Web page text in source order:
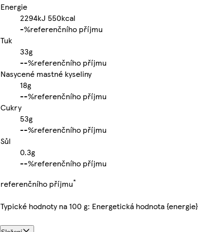
Energie
2294kJ 550kcal
-%referenčního příjmu
Tuk
33g
--%referenčního příjmu
Nasycené mastné kyseliny
18g
--%referenčního příjmu
Cukry
53g
--%referenčního příjmu
Sůl
0.3g
--%referenčního příjmu
referenčního příjmu*
Typické hodnoty na 100 g: Energetická hodnota {energie}